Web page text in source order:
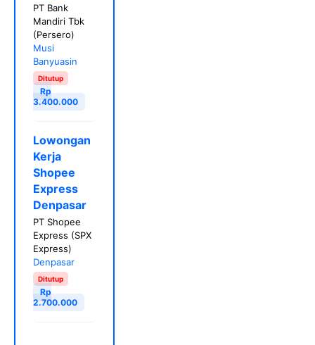
PT Bank
Mandiri Tbk
(Persero)
Musi
Banyuasin
Ditutup
Rp
3.400.000
Lowongan
Kerja
Shopee
Express
Denpasar
PT Shopee
Express (SPX
Express)
Denpasar
Ditutup
Rp
2.700.000